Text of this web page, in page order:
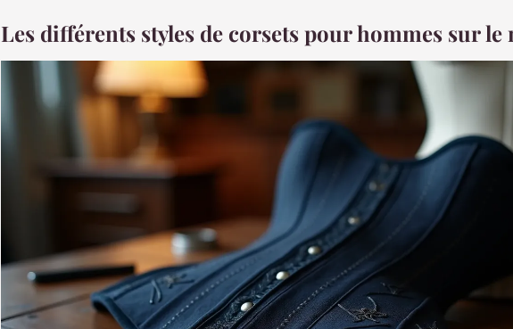
Les différents styles de corsets pour hommes sur le